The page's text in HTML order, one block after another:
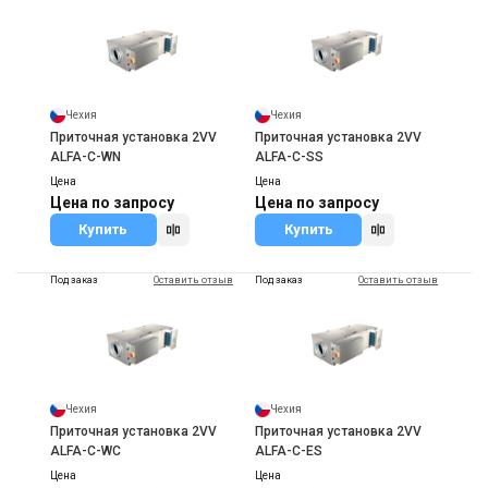
Чехия
Приточная установка 2VV
ALFA-C-WN
Цена
Цена по запросу
Купить
Чехия
Приточная установка 2VV
ALFA-C-SS
Цена
Цена по запросу
Купить
Под заказ Оставить отзыв
Чехия
Приточная установка 2VV
ALFA-C-WC
Цена
Под заказ Оставить отзыв
Чехия
Приточная установка 2VV
ALFA-C-ES
Цена